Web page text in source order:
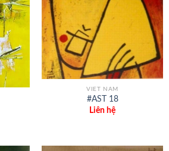
VIET NAM
#AST 18
Liên hệ